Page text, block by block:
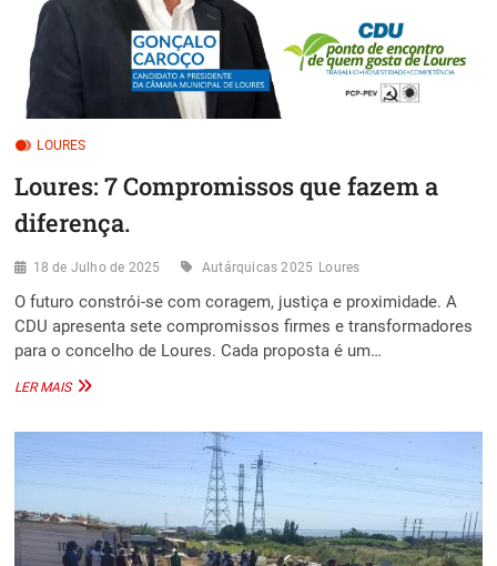
LOURES
Loures: 7 Compromissos que fazem a
diferença.
18 de Julho de 2025 Autárquicas 2025 Loures
O futuro constrói-se com coragem, justiça e proximidade. A
CDU apresenta sete compromissos firmes e transformadores
para o concelho de Loures. Cada proposta é um…
LER MAISLOURES:
FAZEM